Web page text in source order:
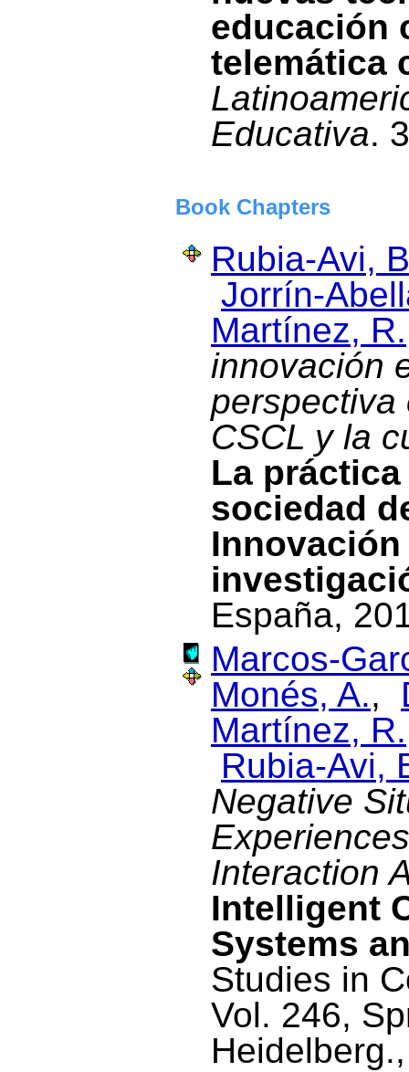
educación
telemática
Educativa.
Book Chapters
Rubia-Avi,
Jorrín-
Martínez, R.
innovación
perspectiva
CSCL y la
La
sociedad
España,
Marcos-
Monés, A.,
Martínez, R.
Rubia-Avi,
Negative
Interaction
Intelligent
Systems
Studies in
Vol. 246,